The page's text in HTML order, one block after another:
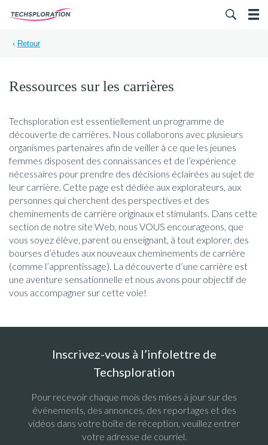
‹ Retour
Ressources sur les carrières
Techsploration est essentiellement un programme de
découverte de carrières. Nous collaborons avec plusieurs
organismes partenaires afin de veiller à ce que les jeunes
femmes disposent des connaissances et de l’expérience
nécessaires pour prendre des décisions éclairées au sujet de
leur carrière. Cette page est dédiée aux explorateurs, aux
personnes qui cherchent des perspectives et des
cheminements de carrière originaux et stimulants. Dans cette
section de notre site Web, nous VOUS encourageons, que
vous soyez élève, parent ou enseignant, à tout explorer, des
bourses d’études aux nouveaux cheminements de carrière
(comme l’apprentissage). La découverte d’une carrière est
une aventure sensationnelle et nous avons pour objectif de
vous accompagner sur cette voie!
Inscrivez-vous à l’infolettre de
Techsploration
Pour recevoir chaque mois des mises à jour sur des
événements, des annonces, des reportages et des
vidéos dans votre boîte de réception, veuillez entrer
votre adresse de courriel.